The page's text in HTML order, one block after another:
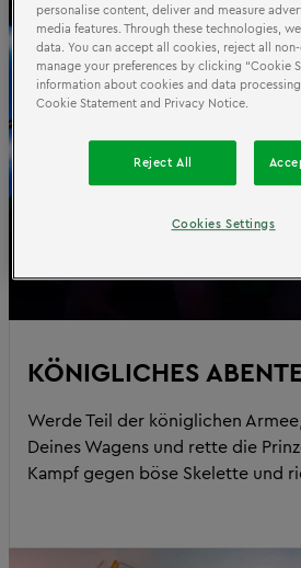
KÖNIGLICHES
Werde Teil der königlichen
Deines Wagens und rette die
Kampf gegen böse Skelette und
personalise content, deliver and measure
media features. Through these technologies,
data. You can accept all cookies, reject all
manage your preferences by clicking “Cookie
information about cookies and data
Cookie Statement and Privacy Notice.
Reject All
Cookies Settings